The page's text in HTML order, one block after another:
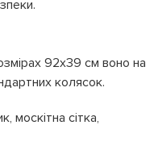
92х39 см воно на
колясок.
москітна сітка,